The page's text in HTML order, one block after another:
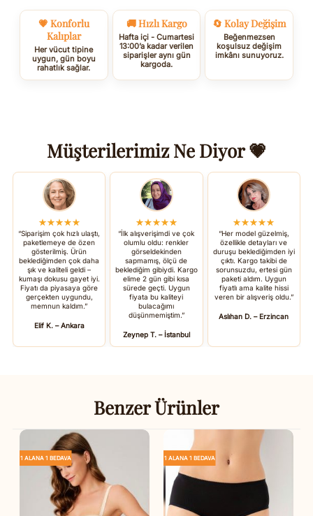
💗 Konforlu
Kalıplar
Her vücut tipine
uygun, gün boyu
rahatlık sağlar.
🚚 Hızlı Kargo
Hafta içi - Cumartesi
13:00’a kadar verilen
siparişler aynı gün
kargoda.
🔄 Kolay Değişim
Beğenmezsen
koşulsuz değişim
imkânı sunuyoruz.
Müşterilerimiz Ne Diyor 💗
★★★★★
“Siparişim çok hızlı ulaştı,
paketlemeye de özen
gösterilmiş. Ürün
beklediğimden çok daha
şık ve kaliteli geldi –
kumaşı dokusu gayet iyi.
Fiyatı da piyasaya göre
gerçekten uygundu,
memnun kaldım.”
Elif K. – Ankara
★★★★★
“İlk alışverişimdi ve çok
olumlu oldu: renkler
görseldekinden
sapmamış, ölçü de
beklediğim gibiydi. Kargo
elime 2 gün gibi kısa
sürede geçti. Uygun
fiyata bu kaliteyi
bulacağımı
düşünmemiştim.”
Zeynep T. – İstanbul
★★★★★
“Her model güzelmiş,
özellikle detayları ve
duruşu beklediğimden iyi
çıktı. Kargo takibi de
sorunsuzdu, ertesi gün
paketi aldım. Uygun
fiyatlı ama kalite hissi
veren bir alışveriş oldu.”
Aslıhan D. – Erzincan
Benzer Ürünler
1 ALANA 1 BEDAVA 1 ALANA 1 BEDAVA